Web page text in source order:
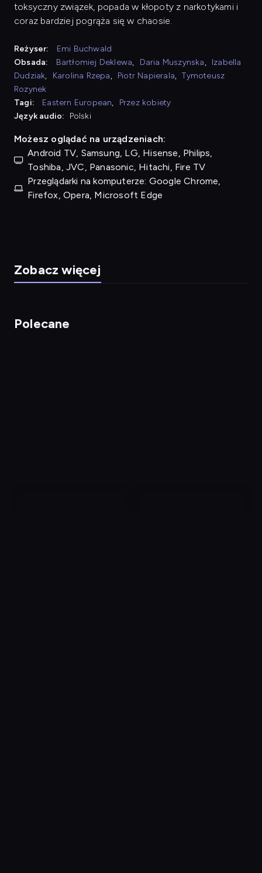
toksyczny związek, popada w kłopoty z narkotykami i
coraz bardziej pogrąża się w chaosie.
Reżyser:
Emi Buchwald
Obsada:
Bartłomiej Deklewa, Daria Muszynska, Izabella
Dudziak, Karolina Rzepa, Piotr Napierala, Tymoteusz
Rozynek
Tagi:
Eastern European,
Przez kobiety
Język audio:
Polski
Możesz oglądać na urządzeniach:
Android TV, Samsung, LG, Hisense, Philips,
Toshiba, JVC, Panasonic, Hitachi, Fire TV
Przeglądarki na komputerze: Google Chrome,
Firefox, Opera, Microsoft Edge
Zobacz więcej
Polecane